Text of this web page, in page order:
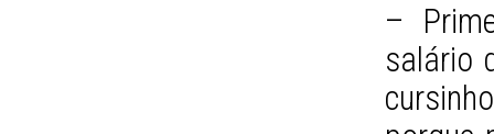
–
salário